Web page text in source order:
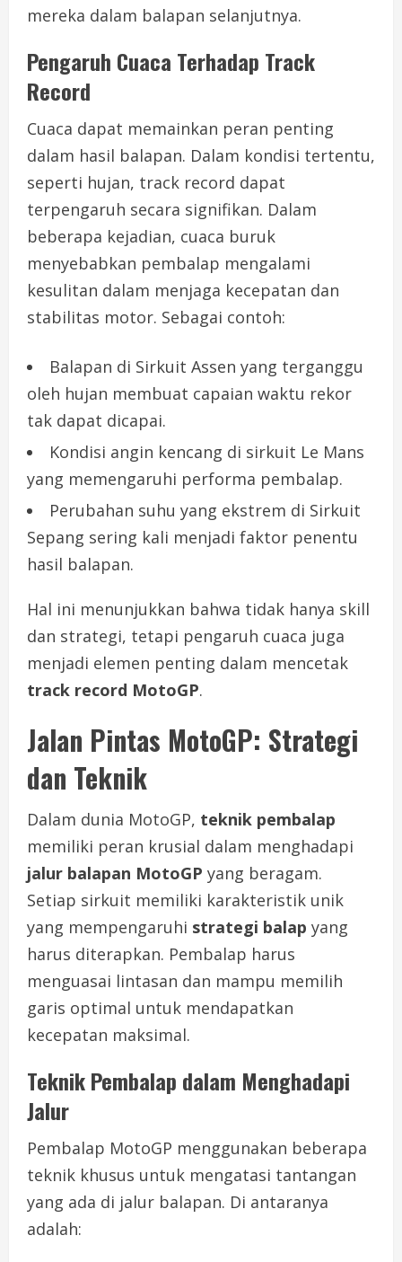
mereka dalam balapan selanjutnya.
Pengaruh Cuaca Terhadap Track
Record
Cuaca dapat memainkan peran penting
dalam hasil balapan. Dalam kondisi tertentu,
seperti hujan, track record dapat
terpengaruh secara signifikan. Dalam
beberapa kejadian, cuaca buruk
menyebabkan pembalap mengalami
kesulitan dalam menjaga kecepatan dan
stabilitas motor. Sebagai contoh:
Balapan di Sirkuit Assen yang terganggu
oleh hujan membuat capaian waktu rekor
tak dapat dicapai.
Kondisi angin kencang di sirkuit Le Mans
yang memengaruhi performa pembalap.
Perubahan suhu yang ekstrem di Sirkuit
Sepang sering kali menjadi faktor penentu
hasil balapan.
Hal ini menunjukkan bahwa tidak hanya skill
dan strategi, tetapi pengaruh cuaca juga
menjadi elemen penting dalam mencetak
track record MotoGP.
Jalan Pintas MotoGP: Strategi
dan Teknik
Dalam dunia MotoGP, teknik pembalap
memiliki peran krusial dalam menghadapi
jalur balapan MotoGP yang beragam.
Setiap sirkuit memiliki karakteristik unik
yang mempengaruhi strategi balap yang
harus diterapkan. Pembalap harus
menguasai lintasan dan mampu memilih
garis optimal untuk mendapatkan
kecepatan maksimal.
Teknik Pembalap dalam Menghadapi
Jalur
Pembalap MotoGP menggunakan beberapa
teknik khusus untuk mengatasi tantangan
yang ada di jalur balapan. Di antaranya
adalah: